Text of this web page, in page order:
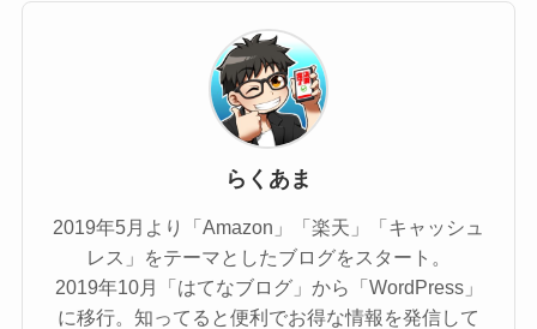
らくあま
2019年5月より「Amazon」「楽天」「キャッシュ
レス」をテーマとしたブログをスタート。
2019年10月「はてなブログ」から「WordPress」
に移行。知ってると便利でお得な情報を発信して